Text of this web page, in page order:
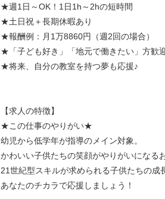
★週1日～OK！1日1h～2hの短時間
★土日祝＋長期休暇あり
★報酬例：月1万8860円（週2回の場合）
★「子ども好き」「地元で働きたい」方歓
★将来、自分の教室を持つ夢も応援♪
【求人の特徴】
★この仕事のやりがい★
幼児から低学年が指導のメイン対象。
かわいい子供たちの笑顔がやりがいになる
21世紀型スキルが求められる子供たちの成
あなたのチカラで応援しましょう！